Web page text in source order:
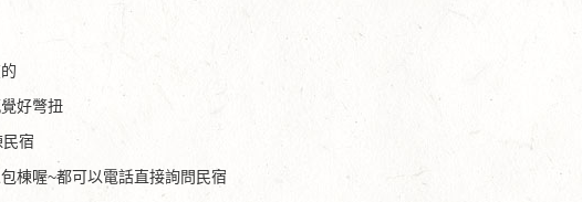
好彆扭
宿
棟喔~都可以電話直接詢問民宿